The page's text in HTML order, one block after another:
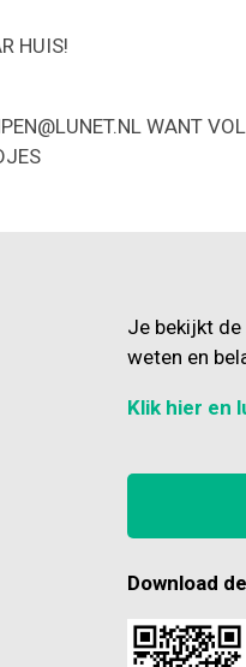
HUIS!
WANT
Je bekijkt de
weten en
Klik hier en
Download